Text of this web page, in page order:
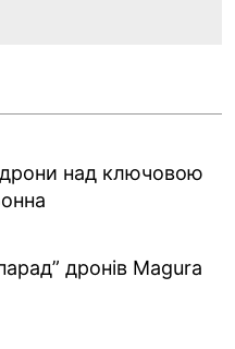
дрони над ключовою
дронів Magura